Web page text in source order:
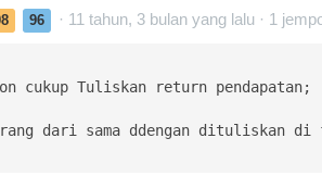
96 · 11 tahun, 3 bulan yang lalu · 1
cukup Tuliskan return pendapatan;
dari sama ddengan dituliskan